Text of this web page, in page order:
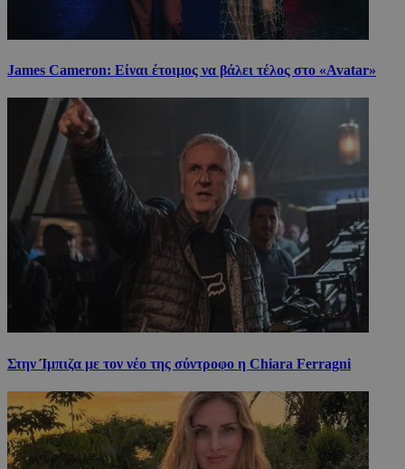
James Cameron: Είναι έτοιμος να βάλει τέλος στο «Avatar»
Στην Ίμπιζα με τον νέο της σύντροφο η Chiara Ferragni